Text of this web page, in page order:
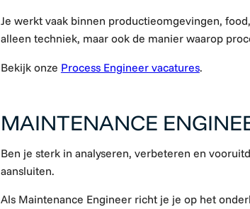
Je werkt vaak binnen productieomgevingen,
alleen techniek, maar ook de manier waarop
Bekijk onze Process Engineer vacatures.
MAINTENANCE
Ben je sterk in analyseren, verbeteren en
aansluiten.
Als Maintenance Engineer richt je je op het